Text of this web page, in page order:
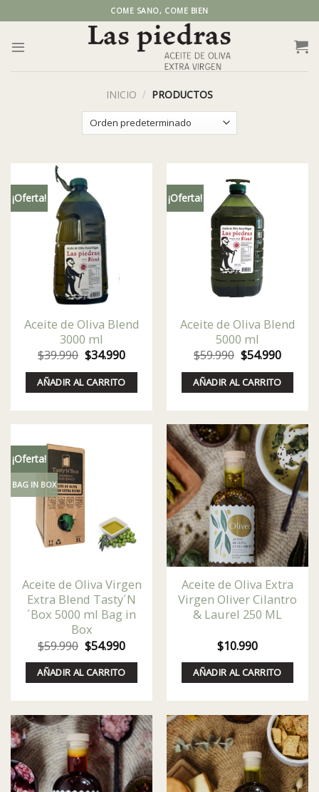
to
COME SANO, COME BIEN
INICIO / PRODUCTOS
¡Oferta!
Aceite de Oliva Blend
3000 ml
$39.990 El
precio
original
era:
$34.990El
actual
es:
AÑADIR AL CARRITO
¡Oferta!
Aceite de Oliva Blend
5000 ml
$59.990 El
precio
original
era:
$54.990El
actual
es:
AÑADIR AL CARRITO
¡Oferta!
BAG IN BOX
Aceite de Oliva Virgen
Extra Blend Tasty´N
´Box 5000 ml Bag in
Box
$59.990 El
precio
original
era:
$54.990El
actual
es:
AÑADIR AL CARRITO
Aceite de Oliva Extra
Virgen Oliver Cilantro
& Laurel 250 ML
$10.990
AÑADIR AL CARRITO